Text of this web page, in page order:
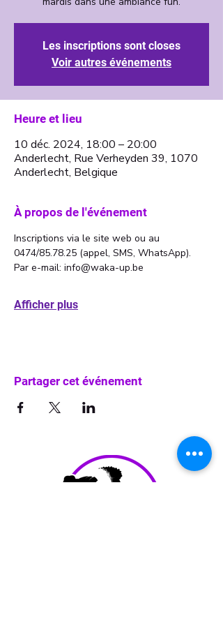
Les inscriptions sont closes
Voir autres événements
Heure et lieu
10 déc. 2024, 18:00 – 20:00
Anderlecht, Rue Verheyden 39, 1070
Anderlecht, Belgique
À propos de l'événement
Inscriptions via le site web ou au
0474/85.78.25 (appel, SMS, WhatsApp).
Par e-mail: info@waka-up.be
Afficher plus
Partager cet événement